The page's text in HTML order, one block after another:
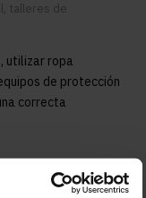
talleres de
utilizar ropa
de protección
correcta